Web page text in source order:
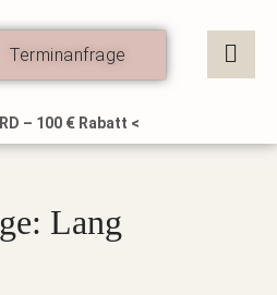
Terminanfrage
– 100 € Rabatt <
Lang